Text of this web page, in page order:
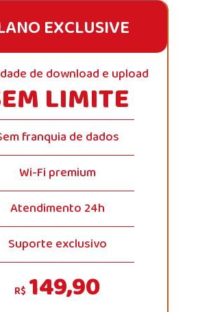
EXCLUSIVE
de download e upload
LIMITE
franquia de dados
Wi-Fi premium
Atendimento 24h
Suporte exclusivo
R$ 149,90